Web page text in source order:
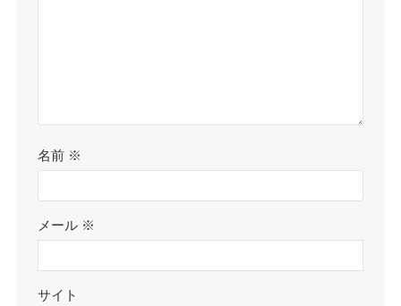
名前 ※
メール ※
サイト